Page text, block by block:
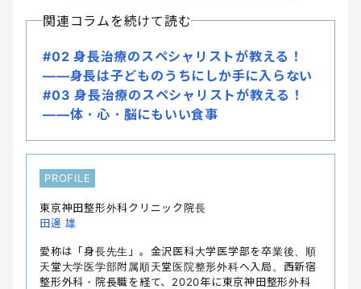
関連コラムを続けて読む
#02 身長治療のスペシャリストが教える！
――身長は子どものうちにしか手に入らない
#03 身長治療のスペシャリストが教える！
――体・心・脳にもいい食事
PROFILE
東京神田整形外科クリニック院長
田邊 雄
愛称は「身長先生」。金沢医科大学医学部を卒業後、順
天堂大学医学部附属順天堂医院整形外科へ入局。西新宿
整形外科・院長職を経て、2020年に東京神田整形外科